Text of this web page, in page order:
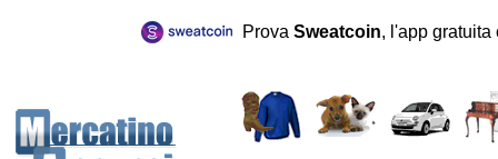
Prova Sweatcoin, l'app